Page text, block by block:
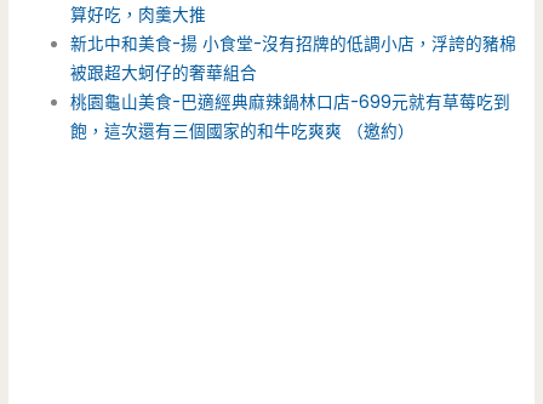
算好吃，肉羹大推
新北中和美食-揚 小食堂-沒有招牌的低調小店，浮誇的豬棉
被跟超大蚵仔的奢華組合
桃園龜山美食-巴適經典麻辣鍋林口店-699元就有草莓吃到
飽，這次還有三個國家的和牛吃爽爽 （邀約）